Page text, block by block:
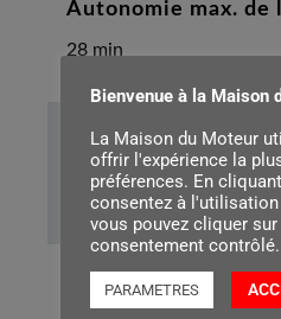
Autonomie max. de
28 min
Coupes max. par
140
Longueur minimale
Bienvenue à la Maison
La Maison du Moteur
offrir l'expérience la
préférences. En
consentez à
vous pouvez cliquer
consentement contrôlé.
PARAMETRES